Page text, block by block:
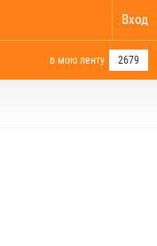
Вход
в мою ленту 2679